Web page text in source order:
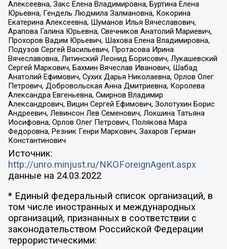
Алексеевна, Закс Елена Владимировна, Буртина Елена
Юрьевна, Гендель Людмила Залмановна, Кокорина
Екатерина Алексеевна, Шуманов Илья Вячеславович,
Арапова Галина Юрьевна, Свечников Анатолий Мариевич,
Прохоров Вадим Юрьевич, Шахова Елена Владимировна,
Подузов Сергей Васильевич, Протасова Ирина
Вячеславовна, Литинский Леонид Борисович, Лукашевский
Сергей Маркович, Бахмин Вячеслав Иванович, Шабад
Анатолий Ефимович, Сухих Дарья Николаевна, Орлов Олег
Петрович, Добровольская Анна Дмитриевна, Королева
Александра Евгеньевна, Смирнов Владимир
Александрович, Вицин Сергей Ефимович, Золотухин Борис
Андреевич, Левинсон Лев Семенович, Локшина Татьяна
Иосифовна, Орлов Олег Петрович, Полякова Мара
Федоровна, Резник Генри Маркович, Захаров Герман
Константинович
Источник:
http://unro.minjust.ru/NKOForeignAgent.aspx
данные на 24.03.2022
* Единый федеральный список организаций, в
том числе иностранных и международных
организаций, признанных в соответствии с
законодательством Российской Федерации
террористическими: